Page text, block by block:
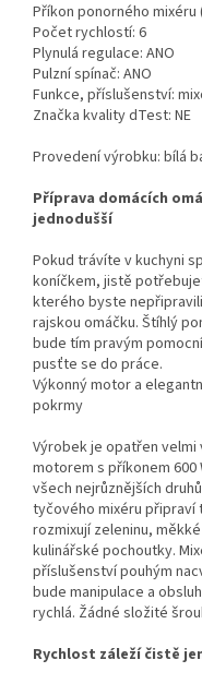
Příkon ponorného mixéru
Počet rychlostí: 6
Plynulá regulace: ANO
Pulzní spínač: ANO
Funkce, příslušenství:
Značka kvality dTest: NE
Provedení výrobku: bílá
Příprava domácích
jednodušší
Pokud trávíte v kuchyni
koníčkem, jistě
kterého byste
rajskou omáčku. Štíhlý
bude tím pravým
pusťte se do práce.
Výkonný motor a
pokrmy
Výrobek je opatřen velmi
motorem s příkonem 600
všech nejrůznějších
tyčového mixéru připraví
rozmixují zeleninu,
kulinářské pochoutky.
příslušenství pouhým
bude manipulace a
rychlá. Žádné složité
Rychlost záleží čistě